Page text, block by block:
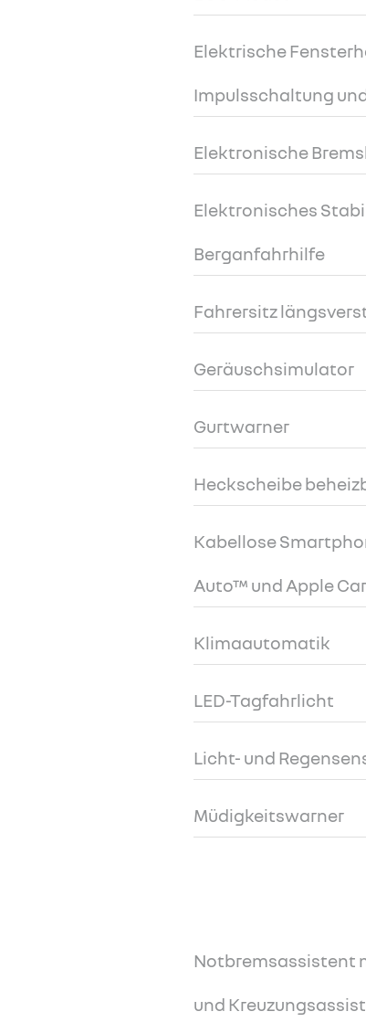
Elektrische
Impulsschaltung
Elektronische
Elektronisches
Berganfahrhilfe
Fahrersitz
Geräuschsimulator
Gurtwarner
Heckscheibe
Kabellose
Auto™ und Apple
Klimaautomatik
LED-Tagfahrlicht
Licht- und
Müdigkeitswarner
Notbremsassistent
und